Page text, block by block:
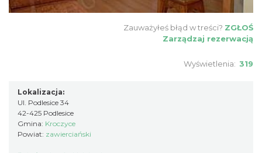
Zauważyłeś błąd w treści? ZGŁOŚ
Zarządzaj rezerwacją
Wyświetlenia: 319
Lokalizacja:
Ul. Podlesice 34
42-425 Podlesice
Gmina: Kroczyce
Powiat: zawierciański